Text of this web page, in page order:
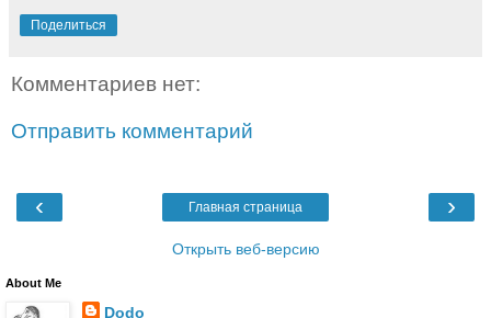
Поделиться
Комментариев нет:
Отправить комментарий
‹ ›
Главная страница
Открыть веб-версию
About Me
Dodo